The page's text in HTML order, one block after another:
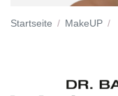
Startseite MakeUP